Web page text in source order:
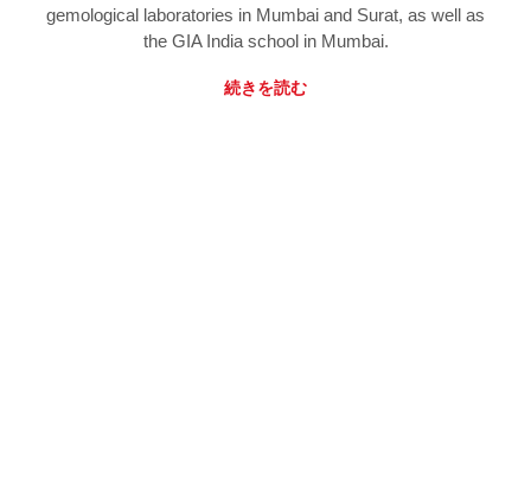
gemological laboratories in Mumbai and Surat, as well as
the GIA India school in Mumbai.
続きを読む